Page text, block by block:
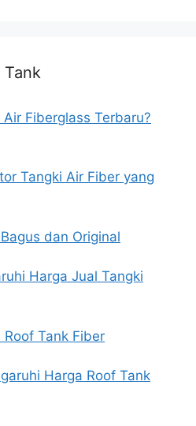
Tank
Fiberglass Terbaru?
Tangki Air Fiber yang
dan Original
Harga Jual Tangki
Tank Fiber
Harga Roof Tank